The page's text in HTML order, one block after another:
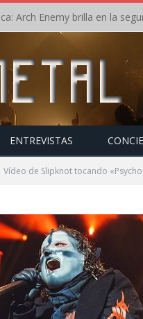
ENTREVISTAS
Vídeo de Slipknot tocando